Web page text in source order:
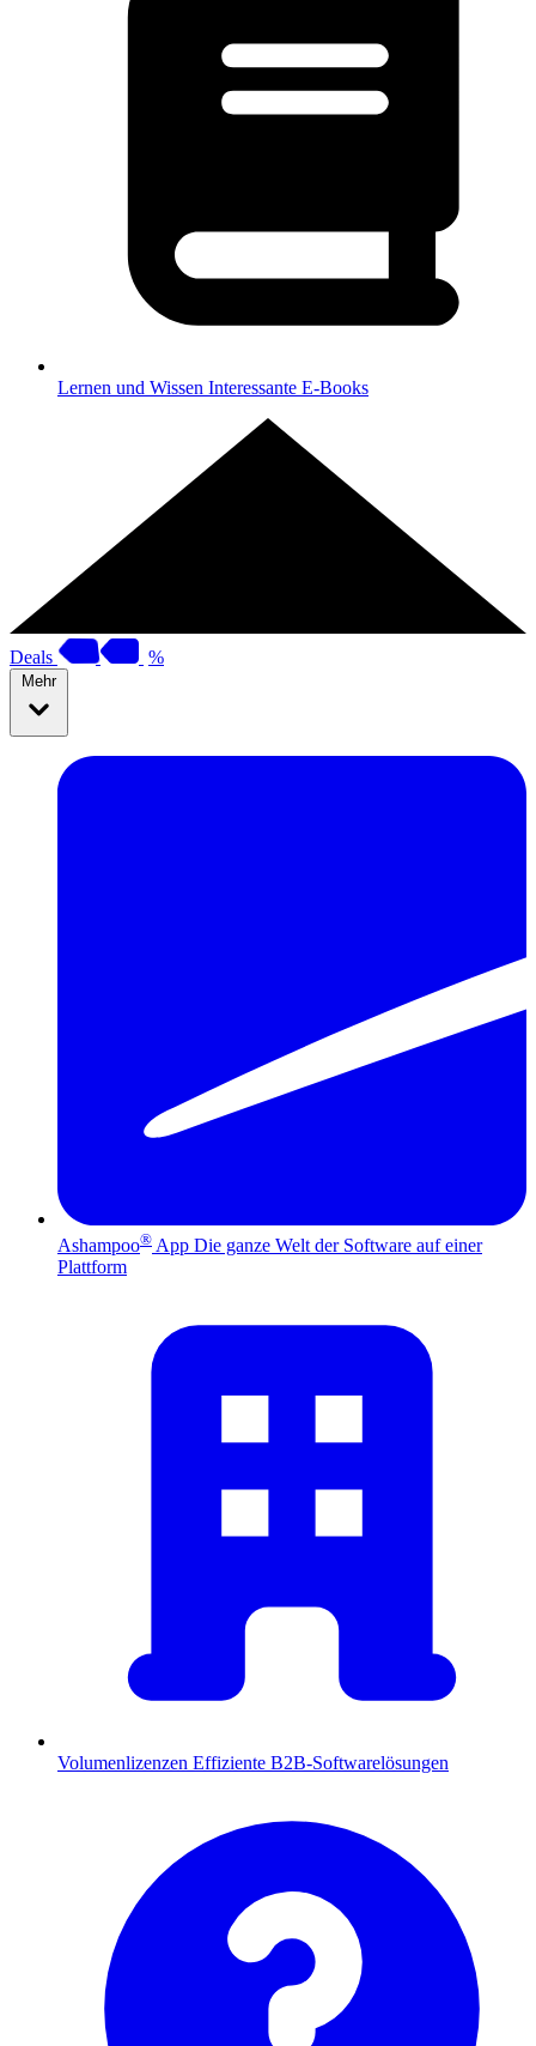
Lernen und Wissen Interessante E-Books
Deals %
Mehr
Ashampoo® App Die ganze Welt der Software auf einer
Plattform
Volumenlizenzen Effiziente B2B-Softwarelösungen